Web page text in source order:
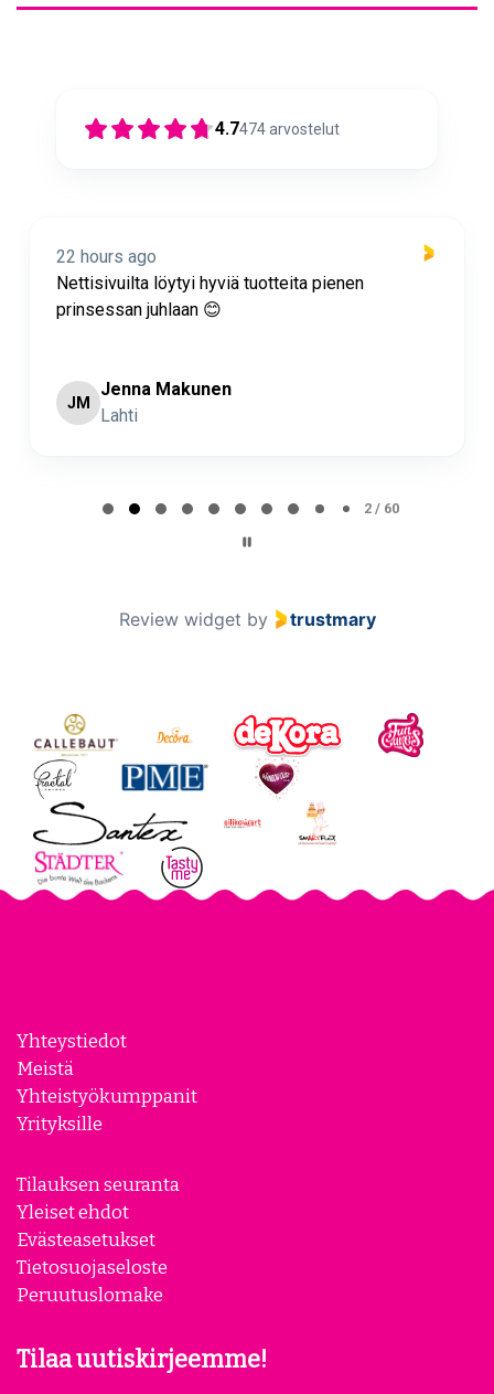
4.7474arvostelut
22 hours ago
Nettisivuilta löytyi hyviä tuotteita pienen
prinsessan juhlaan 😊
JM
Jenna Makunen
Lahti
2 / 60
Review widget by trustmary
Yhteystiedot
Meistä
Yhteistyökumppanit
Yrityksille
Tilauksen seuranta
Yleiset ehdot
Evästeasetukset
Tietosuojaseloste
Peruutuslomake
Tilaa uutiskirjeemme!